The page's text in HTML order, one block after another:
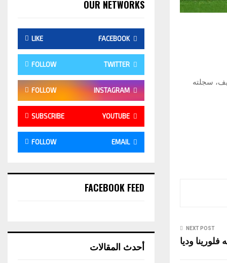
سجلته
NEXT POST
فلورينا وديا
OUR NETWORKS
FACEBOOK
LIKE
TWITTER
FOLLOW
INSTAGRAM
FOLLOW
YOUTUBE
SUBSCRIBE
EMAIL
FOLLOW
FACEBOOK FEED
أحدث المقالات